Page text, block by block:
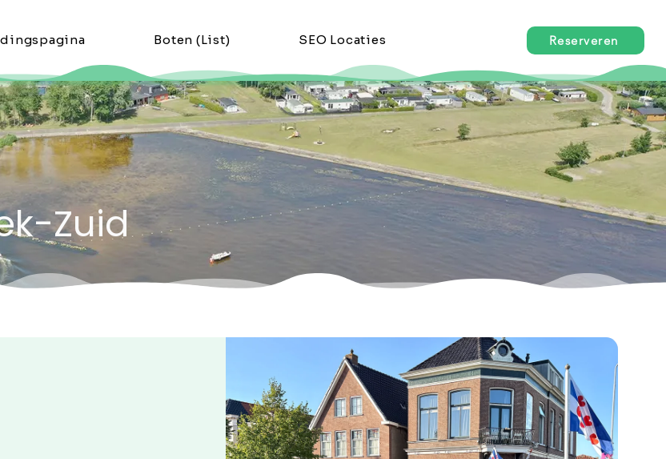
Boten (List) SEO Locaties Reserveren
Zuid